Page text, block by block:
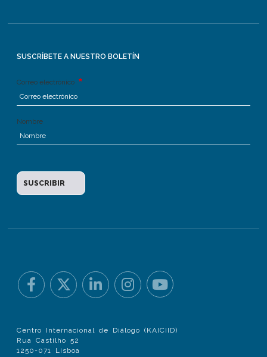
SUSCRÍBETE A NUESTRO BOLETÍN
Correo electrónico
Nombre
Centro Internacional de Diálogo (KAICIID)
Rua Castilho 52
1250-071 Lisboa